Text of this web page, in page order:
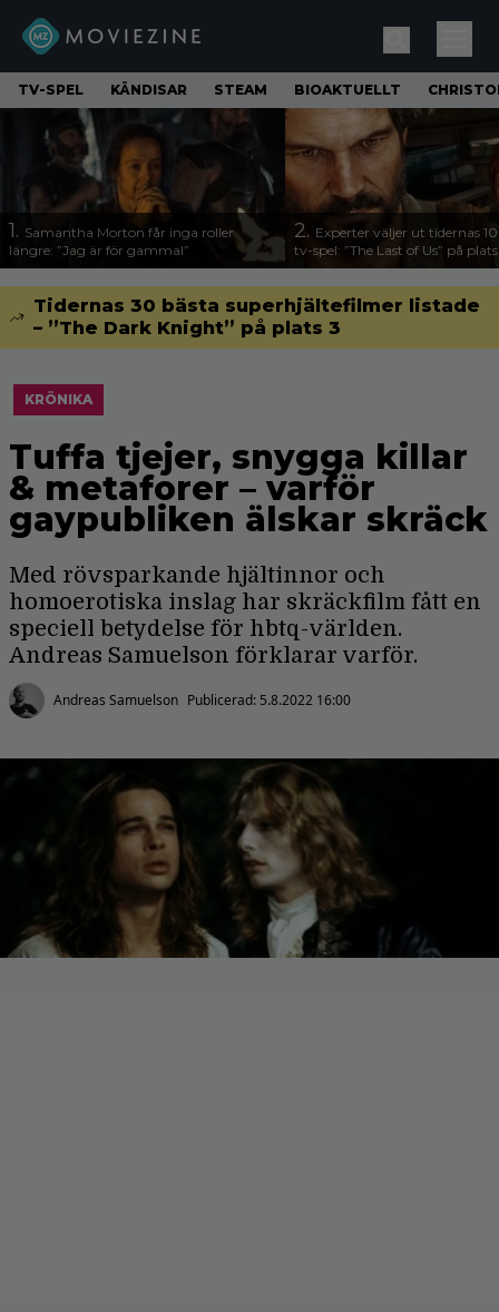
TV-SPEL KÄNDISAR STEAM BIOAKTUELLT
1. Samantha Morton får inga roller
längre: ”Jag är för gammal”
2. Experter väljer ut tidernas
tv-spel: ”The Last of Us” på
Tidernas 30 bästa superhjältefilmer listade
– ”The Dark Knight” på plats 3
KRÖNIKA
Tuffa tjejer, snygga killar
& metaforer – varför
gaypubliken älskar skräck
Med rövsparkande hjältinnor och
homoerotiska inslag har skräckfilm fått en
speciell betydelse för hbtq-världen.
Andreas Samuelson förklarar varför.
Andreas Samuelson Publicerad: 5.8.2022 16:00